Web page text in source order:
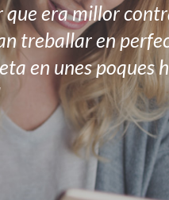
que era millor
treballar en
en unes poques